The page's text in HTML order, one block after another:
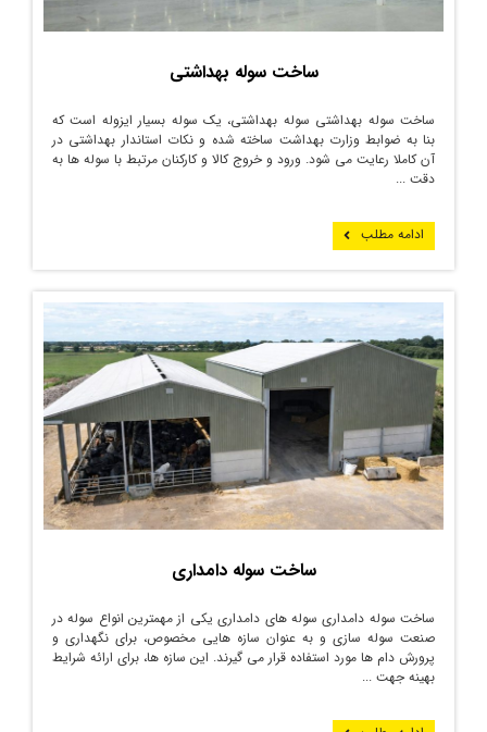
ساخت سوله بهداشتی
ساخت سوله بهداشتی سوله بهداشتی، یک سوله بسیار ایزوله است که
بنا به ضوابط وزارت بهداشت ساخته شده و نکات استاندار بهداشتی در
آن کاملا رعایت می­ شود. ورود و خروج کالا و کارکنان مرتبط با سوله­ ها به
دقت ...
ادامه مطلب
ساخت سوله دامداری
ساخت سوله دامداری سوله‌ های دامداری یکی از مهمترین انواع سوله در
صنعت سوله سازی و به عنوان سازه ‌هایی مخصوص، برای نگهداری و
پرورش دام ‌ها مورد استفاده قرار می ‌گیرند. این سازه ‌ها، برای ارائه شرایط
بهینه جهت ...